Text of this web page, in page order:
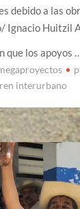
debido a las
Ignacio Huitzil
que los apoyos …
interurbano